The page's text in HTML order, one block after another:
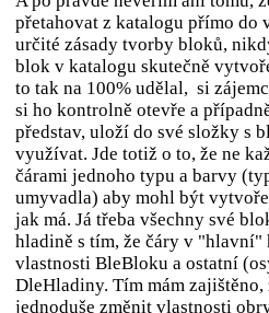
přetahovat z katalogu přímo do
určité zásady tvorby bloků,
blok v katalogu skutečně
to tak na 100% udělal, si
si ho kontrolně otevře a
představ, uloží do své složky s
využívat. Jde totiž o to, že ne
čárami jednoho typu a barvy
umyvadla) aby mohl být
jak má. Já třeba všechny své
hladině s tím, že čáry v
vlastnosti BleBloku a ostatní
DleHladiny. Tím mám
jednoduše změnit vlastnosti